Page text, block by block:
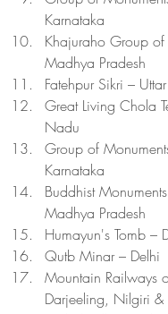
Karnataka
Khajuraho Group of
Madhya Pradesh
Fatehpur Sikri –
Great Living Chola
Nadu
Group of
Karnataka
Buddhist
Madhya Pradesh
Humayun's Tomb –
Qutb Minar – Delhi
Mountain Railways
Darjeeling, Nilgiri &